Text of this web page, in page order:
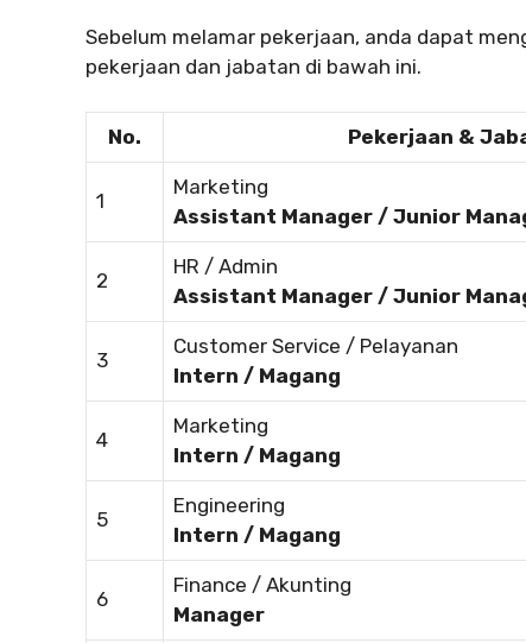
Sebelum melamar pekerjaan, anda dapat
pekerjaan dan jabatan di bawah ini.
No. Pekerjaan &
1
Marketing
Assistant Manager / Junior
2
HR / Admin
Assistant Manager / Junior
3
Customer Service / Pelayanan
Intern / Magang
4
Marketing
Intern / Magang
5
Engineering
Intern / Magang
6
Finance / Akunting
Manager